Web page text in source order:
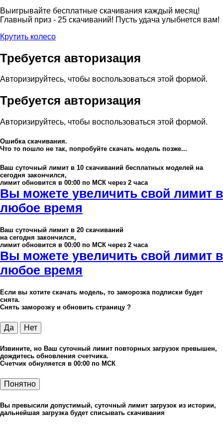
Выигрывайте бесплатные скачивания каждый месяц!
Главный приз - 25 скачиваний! Пусть удача улыбнется вам!
Крутить колесо
Требуется авторизация
Авторизируйтесь, чтобы воспользоваться этой формой.
Требуется авторизация
Авторизируйтесь, чтобы воспользоваться этой формой.
Ошибка скачивания.
Что то пошло не так, попробуйте скачать модель позже...
Ваш суточный лимит в 10 скачиваний бесплатных моделей на
сегодня закончился,
лимит обновится в 00:00 по МСК через 2 часа
Вы можете увеличить свой лимит в
любое время
Ваш суточный лимит в 20 скачиваний
на сегодня закончился,
лимит обновится в 00:00 по МСК через 2 часа
Вы можете увеличить свой лимит в
любое время
Если вы хотите скачать модель, то заморозка подписки будет
снята.
Снять заморозку и обновить страницу ?
Да Нет
Извините, но Ваш суточный лимит повторных загрузок превышен,
дождитесь обновления счетчика.
Счетчик обнуляется в 00:00 по МСК
Понятно
Вы превысили допустимый, суточный лимит загрузок из истории,
дальнейшая загрузка будет списывать скачивания